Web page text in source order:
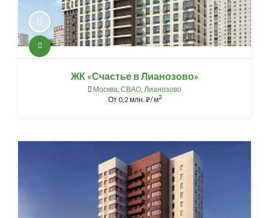
ЖК «Счастье в Лианозово»
Москва СВАО Лианозово
От0,2 млн. ⃏/ м2